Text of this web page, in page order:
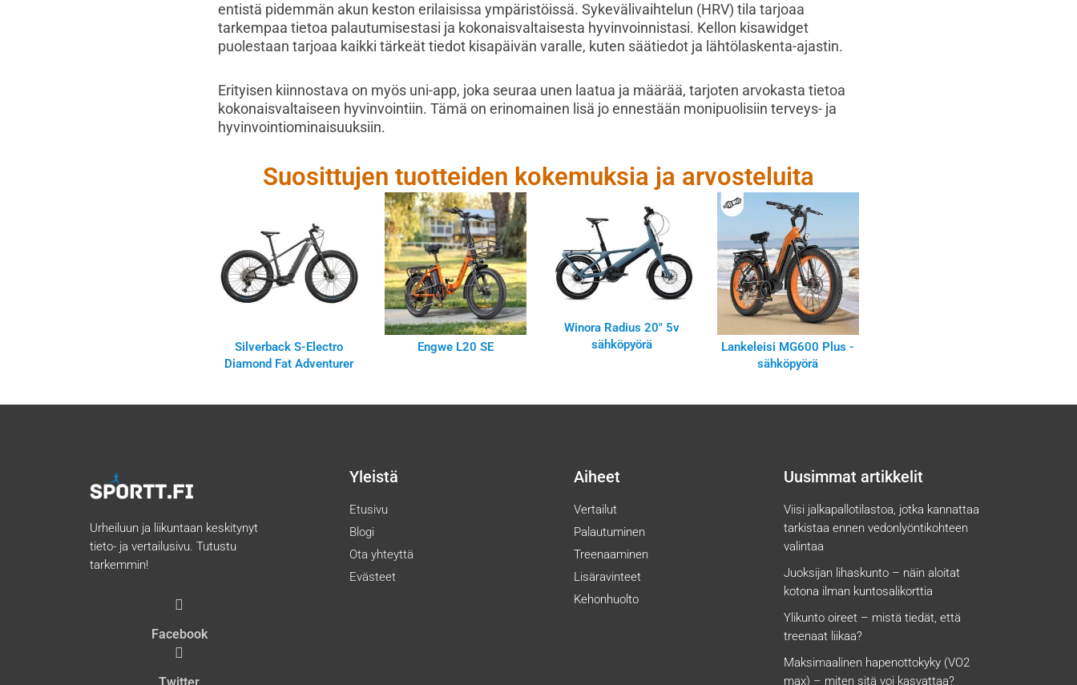
entistä pidemmän akun keston erilaisissa ympäristöissä. Sykevälivaihtelun (HRV) tila tarjoaa
tarkempaa tietoa palautumisestasi ja kokonaisvaltaisesta hyvinvoinnistasi. Kellon kisawidget
puolestaan tarjoaa kaikki tärkeät tiedot kisapäivän varalle, kuten säätiedot ja lähtölaskenta-ajastin.
Erityisen kiinnostava on myös uni-app, joka seuraa unen laatua ja määrää, tarjoten arvokasta tietoa
kokonaisvaltaiseen hyvinvointiin. Tämä on erinomainen lisä jo ennestään monipuolisiin terveys- ja
hyvinvointiominaisuuksiin.
Suosittujen tuotteiden kokemuksia ja arvosteluita
Silverback S-Electro
Diamond Fat Adventurer
Engwe L20 SE
Winora Radius 20″ 5v
sähköpyörä
Lankeleisi MG600 Plus -
sähköpyörä
Urheiluun ja liikuntaan keskitynyt
tieto- ja vertailusivu. Tutustu
tarkemmin!
Facebook
Yleistä
Etusivu
Blogi
Ota yhteyttä
Evästeet
Aiheet
Vertailut
Palautuminen
Treenaaminen
Lisäravinteet
Kehonhuolto
Uusimmat artikkelit
Viisi jalkapallotilastoa, jotka kannattaa
tarkistaa ennen vedonlyöntikohteen
valintaa
Juoksijan lihaskunto – näin aloitat
kotona ilman kuntosalikorttia
Ylikunto oireet – mistä tiedät, että
treenaat liikaa?
Maksimaalinen hapenottokyky (VO2
max) – miten sitä voi kasvattaa?